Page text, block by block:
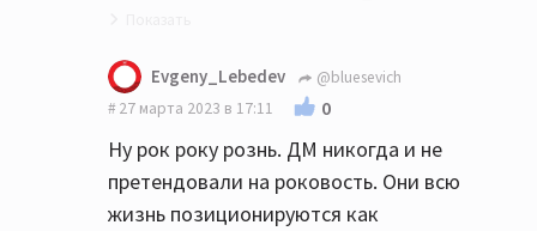
Ну нет, с этим не соглашусь. Вот как
послушал в 1984- м Some Great Reward ,
никто меня больше не убедит, что они
таки могут с фузами и дисторшном
рокешник лабать😁
Evgeny_Lebedev
@bluesevich
27 марта 2023 в 17:11
0
Ну рок року рознь. ДМ никогда и не
претендовали на роковость. Они всю
жизнь позиционируются как